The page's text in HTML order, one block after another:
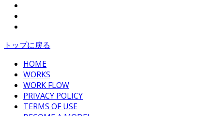
トップに戻る
HOME
WORKS
WORK FLOW
PRIVACY POLICY
TERMS OF USE